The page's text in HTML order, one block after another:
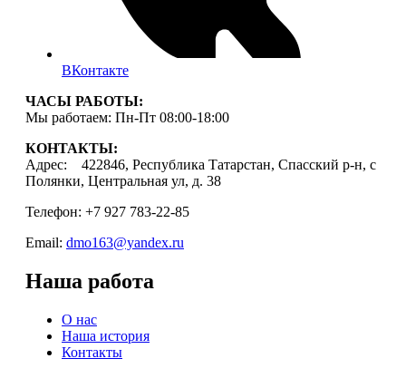
ВКонтакте
ЧАСЫ РАБОТЫ:
Мы работаем: Пн-Пт 08:00-18:00
КОНТАКТЫ:
Адрес: 422846, Республика Татарстан, Спасский р-н, с
Полянки, Центральная ул, д. 38
Телефон: +7 927 783-22-85
Email: dmo163@yandex.ru
Наша работа
О нас
Наша история
Контакты